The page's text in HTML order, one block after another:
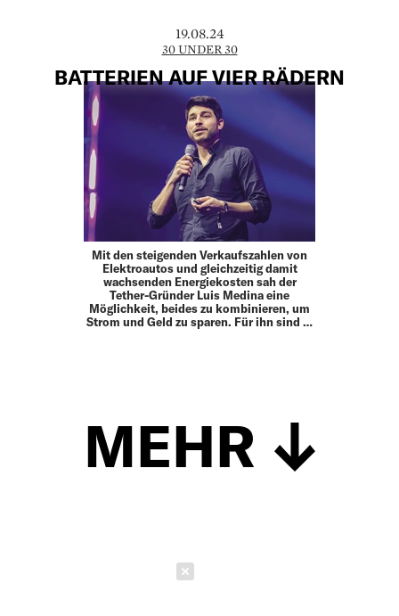
19.08.24
30 UNDER 30
BATTERIEN AUF VIER RÄDERN
Mit den steigenden Verkaufszahlen von
Elektroautos und gleichzeitig damit
wachsenden Energiekosten sah der
Tether-Gründer Luis Medina eine
Möglichkeit, beides zu kombinieren, um
Strom und Geld zu sparen. Für ihn sind …
MEHR